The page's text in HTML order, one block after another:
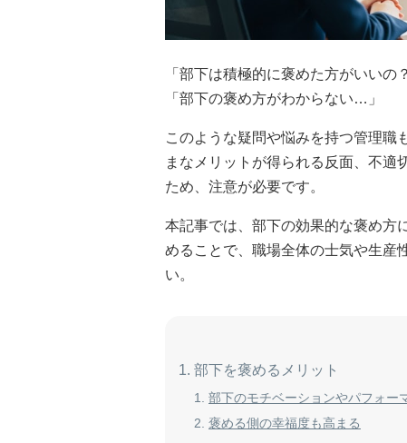
「部下は積極的に褒めた方がいいの
「部下の褒め方がわからない…」
このような疑問や悩みを持つ管理職
まなメリットが得られる反面、不適
ため、注意が必要です。
本記事では、部下の効果的な褒め方
めることで、職場全体の士気や生産
い。
部下を褒めるメリット
部下のモチベーションやパフォー
褒める側の幸福度も高まる